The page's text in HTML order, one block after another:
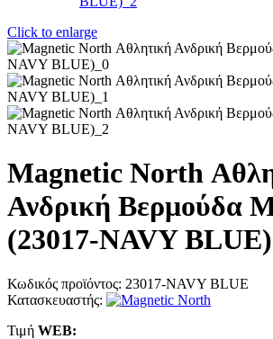
Click to enlarge
Magnetic North
Ανδρική Βερμούδα
(23017-NAVY BLUE)
Κωδικός προϊόντος: 23017-NAVY BLUE
Κατασκευαστής:
Τιμή WΕΒ: